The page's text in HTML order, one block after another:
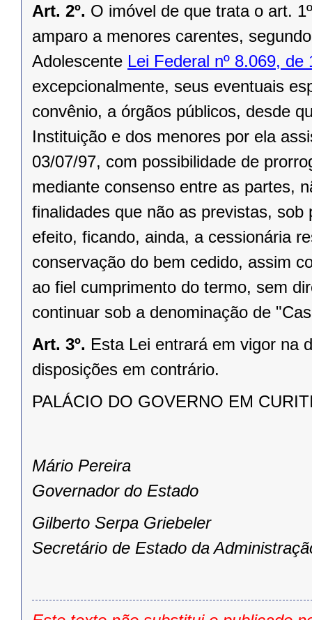
Art. 2º. O imóvel de que trata o art.
amparo a menores carentes,
Adolescente Lei Federal nº 8.069, de
excepcionalmente, seus eventuais
convênio, a órgãos públicos, desde
Instituição e dos menores por ela
03/07/97, com possibilidade de
mediante consenso entre as partes,
finalidades que não as previstas,
efeito, ficando, ainda, a cessionária
conservação do bem cedido, assim
ao fiel cumprimento do termo, sem
continuar sob a denominação de
Art. 3º. Esta Lei entrará em vigor na
disposições em contrário.
PALÁCIO DO GOVERNO EM
Mário Pereira
Governador do Estado
Gilberto Serpa Griebeler
Secretário de Estado da